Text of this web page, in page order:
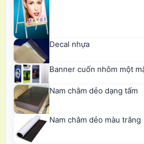
Decal nhựa
Banner cuốn nhôm một
Nam châm dẻo dạng tấm
Nam châm dẻo màu trắng